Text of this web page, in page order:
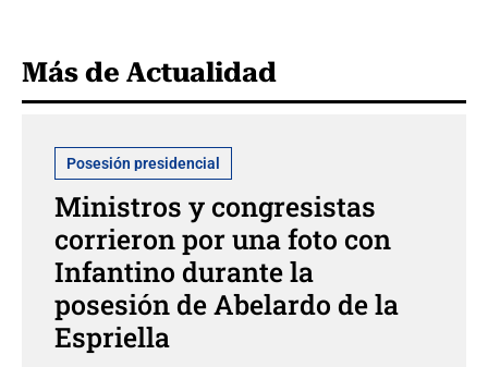
Más de Actualidad
Posesión presidencial
Ministros y congresistas
corrieron por una foto con
Infantino durante la
posesión de Abelardo de la
Espriella